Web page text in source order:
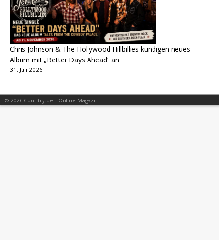
Chris Johnson & The Hollywood Hillbillies kündigen neues
Album mit „Better Days Ahead“ an
31. Juli 2026
© 2026 Country.de - Online Magazin